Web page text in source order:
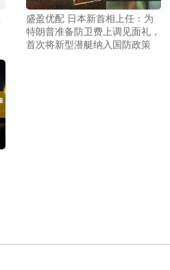
盛盈优配 日本新首相上任：为
特朗普准备防卫费上调见面礼，
首次将新型潜艇纳入国防政策